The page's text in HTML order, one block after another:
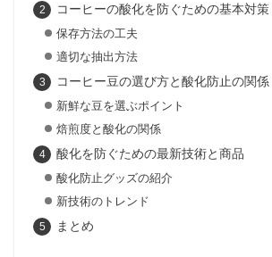
コーヒーの酸化を防ぐための基本対策
保存方法の工夫
適切な抽出方法
コーヒー豆の選び方と酸化防止の関係
新鮮な豆を選ぶポイント
焙煎度と酸化の関係
酸化を防ぐための最新技術と商品
酸化防止グッズの紹介
新技術のトレンド
まとめ